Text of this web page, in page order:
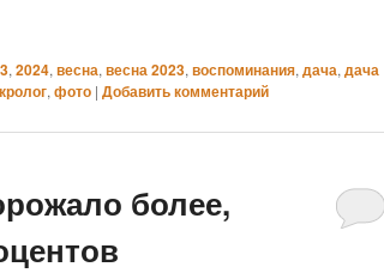
, 2024, весна, весна 2023, воспоминания, дача, дача
, фото | Добавить комментарий
более,